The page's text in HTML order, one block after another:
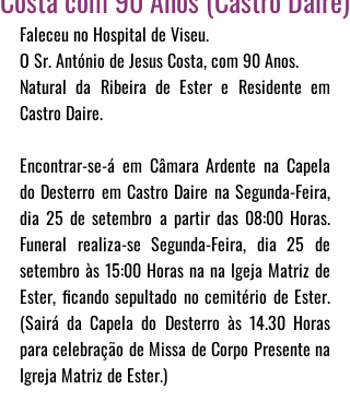
Faleceu no Hospital de Viseu.
O Sr. António de Jesus Costa, com 90 Anos.
Natural da Ribeira de Ester e Residente em
Castro Daire.
Encontrar-se-á em Câmara Ardente na Capela
do Desterro em Castro Daire na Segunda-Feira,
dia 25 de setembro a partir das 08:00 Horas.
Funeral realiza-se Segunda-Feira, dia 25 de
setembro às 15:00 Horas na na Igeja Matriz de
Ester, ficando sepultado no cemitério de Ester.
(Sairá da Capela do Desterro às 14.30 Horas
para celebração de Missa de Corpo Presente na
Igreja Matriz de Ester.)